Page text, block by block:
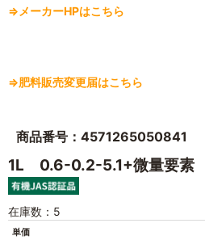
⇒メーカーHPはこちら
⇒肥料販売変更届はこちら
商品番号：4571265050841
1L 0.6-0.2-5.1+微量要素
在庫数：5
単価